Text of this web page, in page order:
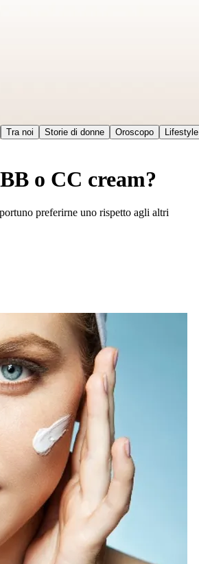
Tra noi Storie di donne Oroscopo Lifestyle
o CC cream?
preferirne uno rispetto agli altri